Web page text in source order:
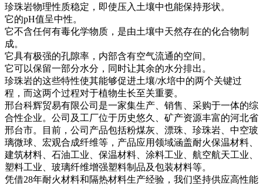
珍珠岩物理性质稳定，即使压入土壤中也能保持形状。
它的pH值呈中性。
它不含任何有毒化学物质，是由土壤中天然存在的化合物制
成。
它具有极强的孔隙率，内部含有空气流通的空间。
它可以保留一部分水分，同时让其余的水分排出。
珍珠岩的这些特性使其能够促进土壤/水培中的两个关键过
程，而这两个过程对于植物生长至关重要。
邢台科辉贸易有限公司是一家集生产、销售、采购于一体的综
合性企业。公司及工厂位于历史悠久、矿产资源丰富的河北省
邢台市。目前，公司产品包括粉煤灰、漂珠、珍珠岩、中空玻
璃微球、宏观合成纤维等，产品应用领域涵盖耐火保温材料、
建筑材料、石油工业、保温材料、涂料工业、航空航天工业、
塑料工业、玻璃纤维增​​强塑料制品及包装材料等。
凭借28年耐火材料和隔热材料生产经验，我们坚持供应高性能